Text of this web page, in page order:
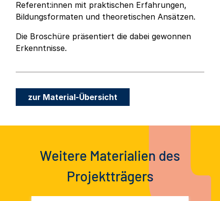
Referent:innen mit praktischen Erfahrungen,
Bildungsformaten und theoretischen Ansätzen.
Die Broschüre präsentiert die dabei gewonnen
Erkenntnisse.
zur Material-Übersicht
Weitere Materialien des
Projektträgers